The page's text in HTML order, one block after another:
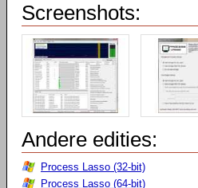
Screenshots:
Andere edities:
Process Lasso (32-bit)
Process Lasso (64-bit)